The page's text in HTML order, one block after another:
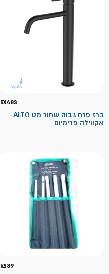
₪483
ברז פרח גבוה שחור מט ALTO-
אקווילה פרימיום
₪89